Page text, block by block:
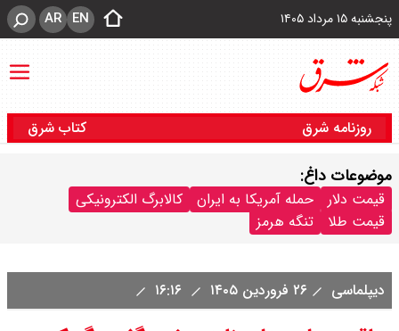
پنجشنبه ۱۵ مرداد ۱۴۰۵ EN
AR
روزنامه شرق کتاب شرق
موضوعات داغ:
قیمت دلار حمله آمریکا به ایران
کالابرگ الکترونیکی
قیمت طلا
تنگه هرمز
دیپلماسی ۲۶ فروردین ۱۴۰۵